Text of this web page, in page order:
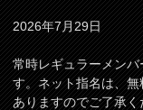
2026年7月29日
常時レギュラーメン
す。ネット指名は、
ありますのでご了承